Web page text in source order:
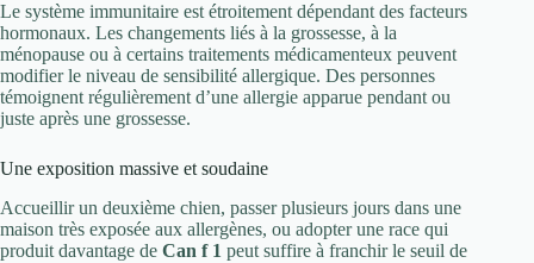
Le système immunitaire est étroitement dépendant des facteurs
hormonaux. Les changements liés à la grossesse, à la
ménopause ou à certains traitements médicamenteux peuvent
modifier le niveau de sensibilité allergique. Des personnes
témoignent régulièrement d’une allergie apparue pendant ou
juste après une grossesse.
Une exposition massive et soudaine
Accueillir un deuxième chien, passer plusieurs jours dans une
maison très exposée aux allergènes, ou adopter une race qui
produit davantage de Can f 1 peut suffire à franchir le seuil de